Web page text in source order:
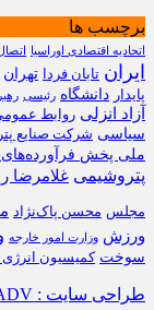
برچسب ها
اتحادیه اقتصادی اوراسیا
ایران تابان فردا تهران
پایدار دانشگاه رئیسی رهبر
آزاد انزلی روابط
سیاسی شرکت صنایع
ملی پخش فرآورده‌های
پتروشیمی غلامرضا
مجلس محسن پاک‌نژاد
ورزش وزارت امور خارجه
سوخت کمیسیون
طراحی سایت : Dopamin ADV